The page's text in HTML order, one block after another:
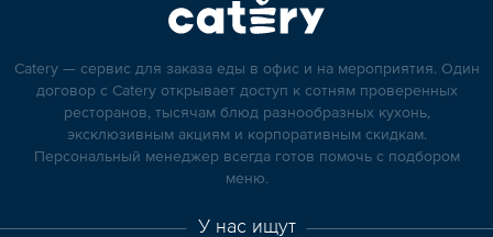
Catery — сервис для заказа еды в офис и на мероприятия. Один
договор с Catery открывает доступ к сотням проверенных
ресторанов, тысячам блюд разнообразных кухонь,
эксклюзивным акциям и корпоративным скидкам.
Персональный менеджер всегда готов помочь с подбором
меню.
У нас ищут